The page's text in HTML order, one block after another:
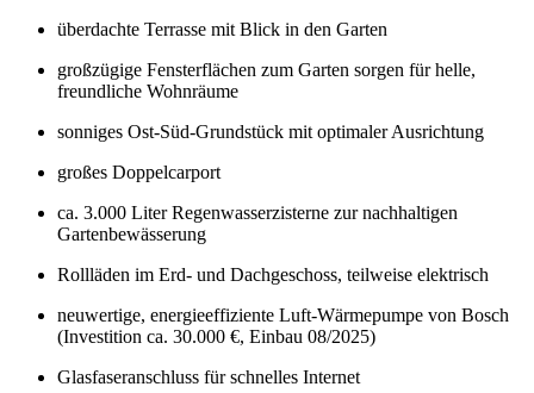
überdachte Terrasse mit Blick in den Garten
großzügige Fensterflächen zum Garten sorgen für helle,
freundliche Wohnräume
sonniges Ost-Süd-Grundstück mit optimaler Ausrichtung
großes Doppelcarport
ca. 3.000 Liter Regenwasserzisterne zur nachhaltigen
Gartenbewässerung
Rollläden im Erd- und Dachgeschoss, teilweise elektrisch
neuwertige, energieeffiziente Luft-Wärmepumpe von Bosch
(Investition ca. 30.000 €, Einbau 08/2025)
Glasfaseranschluss für schnelles Internet